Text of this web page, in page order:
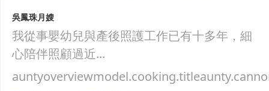
吳鳳珠月嫂
我從事嬰幼兒與產後照護工作已有十多年，細
心陪伴照顧過近...